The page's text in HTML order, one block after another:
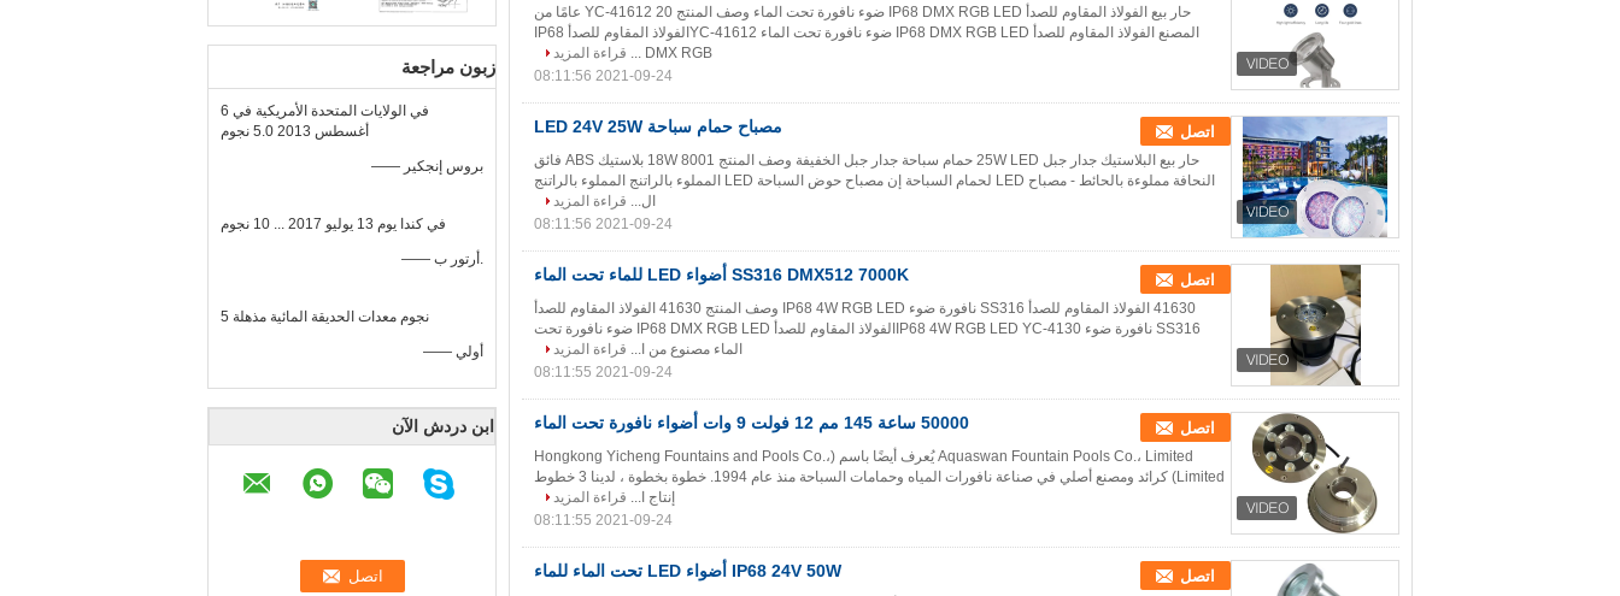
زبون مراجعة
في الولايات المتحدة الأمريكية في 6
أغسطس 2013 5.0 نجوم
—— بروس إنجكير
في كندا يوم 13 يوليو 2017 ... 10 نجوم
—— أرتور ب.
5 نجوم معدات الحديقة المائية مذهلة
—— أولي
ابن دردش الآن
حار بيع الفولاذ المقاوم للصدأ IP68 DMX RGB LED ضوء نافورة تحت الماء وصف المنتج YC-41612 20 عامًا من
المصنع الفولاذ المقاوم للصدأ IP68 DMX RGB LED ضوء نافورة تحت الماء YC-41612الفولاذ المقاوم للصدأ IP68
DMX RGB ...
قراءة المزيد
2021-09-24 08:11:56
مصباح حمام سباحة LED 24V 25W اتصل
حار بيع البلاستيك جدار جبل 25W LED حمام سباحة جدار جبل الخفيفة وصف المنتج 8001 18W بلاستيك ABS فائق
النحافة مملوءة بالحائط - مصباح LED لحمام السباحة إن مصباح حوض السباحة LED المملوء بالراتنج المملوء بالراتنج
ال... قراءة المزيد
2021-09-24 08:11:56
SS316 DMX512 7000K أضواء LED للماء تحت الماء اتصل
41630 الفولاذ المقاوم للصدأ SS316 نافورة ضوء IP68 4W RGB LED وصف المنتج 41630 الفولاذ المقاوم للصدأ
SS316 نافورة ضوء IP68 4W RGB LED YC-4130الفولاذ المقاوم للصدأ IP68 DMX RGB LED ضوء نافورة تحت
الماء مصنوع من ا... قراءة المزيد
2021-09-24 08:11:55
50000 ساعة 145 مم 12 فولت 9 وات أضواء نافورة تحت الماء اتصل
Aquaswan Fountain Pools Co.، Limited يُعرف أيضًا باسم (Hongkong Yicheng Fountains and Pools Co.،
Limited) كرائد ومصنع أصلي في صناعة نافورات المياه وحمامات السباحة منذ عام 1994. خطوة بخطوة ، لدينا 3 خطوط
إنتاج ا... قراءة المزيد
2021-09-24 08:11:55
IP68 24V 50W أضواء LED تحت الماء للماء اتصل